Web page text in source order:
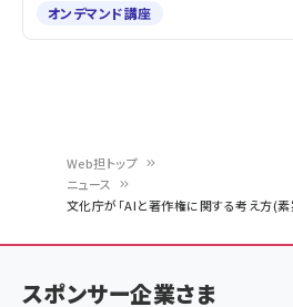
ン
く
Web担トップ
ニュース
文化庁が「AIと著作権に関する考え方(素
オンデマンド講座
スポンサー企業さま